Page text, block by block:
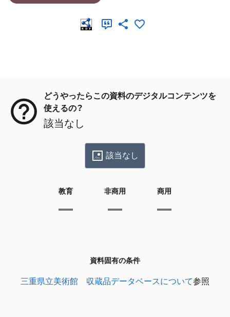
どうやったらこの資料のデジタルコンテンツを
使えるの？
該当なし
該当なし
教育 非商用 商用
資料固有の条件
三重県立美術館 収蔵品データベースについて参照